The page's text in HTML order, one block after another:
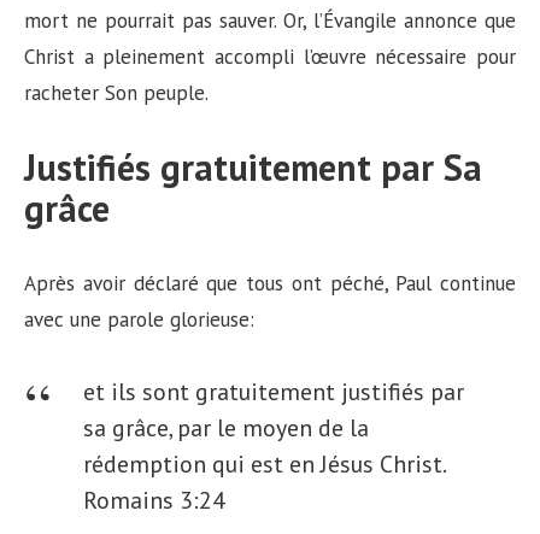
mort ne pourrait pas sauver. Or, l’Évangile annonce que
Christ a pleinement accompli l’œuvre nécessaire pour
racheter Son peuple.
Justifiés gratuitement par Sa
grâce
Après avoir déclaré que tous ont péché, Paul continue
avec une parole glorieuse:
et ils sont gratuitement justifiés par
sa grâce, par le moyen de la
rédemption qui est en Jésus Christ.
Romains 3:24